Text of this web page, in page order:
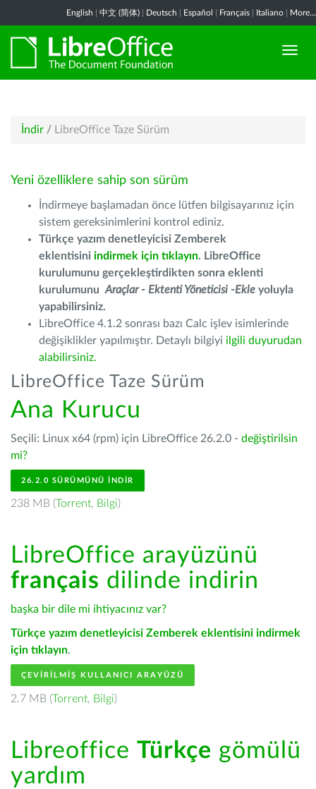
English 中文 (简体) Deutsch Español Français Italiano More...
İndir / LibreOffice Taze Sürüm
Yeni özelliklere sahip son sürüm
İndirmeye başlamadan önce lütfen bilgisayarınız için
sistem gereksinimlerini kontrol ediniz.
Türkçe yazım denetleyicisi Zemberek
eklentisini indirmek için tıklayın. LibreOffice
kurulumunu gerçekleştirdikten sonra eklenti
kurulumunu Araçlar - Ektenti Yöneticisi -Ekle yoluyla
yapabilirsiniz.
LibreOffice 4.1.2 sonrası bazı Calc işlev isimlerinde
değişiklikler yapılmıştır. Detaylı bilgiyi ilgili duyurudan
alabilirsiniz.
LibreOffice Taze Sürüm
Ana Kurucu
Seçili: Linux x64 (rpm) için LibreOffice 26.2.0 - değiştirilsin
mi?
26.2.0 SÜRÜMÜNÜ İNDIR
238 MB (Torrent, Bilgi)
LibreOffice arayüzünü
français dilinde indirin
başka bir dile mi ihtiyacınız var?
Türkçe yazım denetleyicisi Zemberek eklentisini indirmek
için tıklayın.
ÇEVIRILMIŞ KULLANICI ARAYÜZÜ
2.7 MB (Torrent, Bilgi)
Libreoffice Türkçe gömülü
yardım